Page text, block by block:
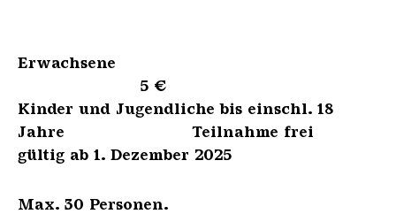
Erwachsene
5 €
Kinder und Jugendliche bis einschl. 18
Jahre Teilnahme frei
gültig ab 1. Dezember 2025
Max. 30 Personen.